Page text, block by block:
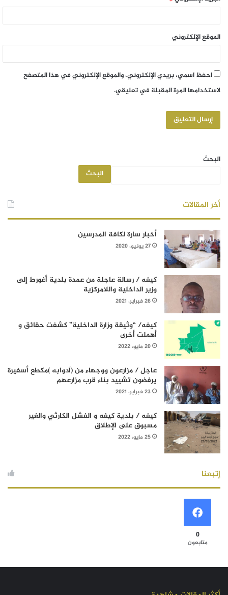
الموقع الإلكتروني
احفظ اسمي، بريدي الإلكتروني، والموقع الإلكتروني في هذا المتصفح
لاستخدامها المرة المقبلة في تعليقي.
البحث
البحث
أخر المقالات
أخبار سارة لكافة المدرسين
27 يونيو، 2020
كيفه / رسالة عاجلة من عمدة بلدية أغورط إلى
وزير الداخلية واللامركزية
26 فبراير، 2021
كيفه/ “وثيقة وزارة الداخلية” كشفت حقائق و
أهملت أخرى
20 مايو، 2022
عاجل / مزارعون ووجهاء من (آدوابه )مكطع أسفيرة
يرفضون تشييد بناء قرب مزارعهم
23 فبراير، 2021
كيفه / بلدية كيفه و الفشل الكارثي والغير
مسبوق على الإطلاق
25 مايو، 2022
إتبعنا
0
متابعون